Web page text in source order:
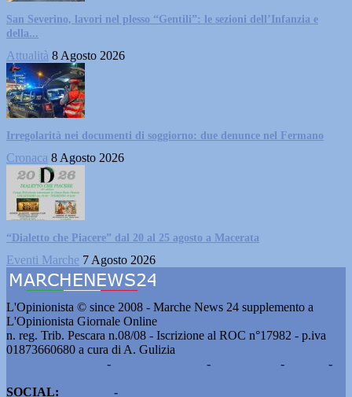
San Severino, lavori nel plesso “Gentili”: le sezioni dell’Infanzia e
della...
Attualità 8 Agosto 2026
Irregolarità nei documenti di soggiorno: due denunce nel Fermano
Cronaca 8 Agosto 2026
“Dialetto che Piacere” dal 20 al 25 agosto a Macerata
Eventi Marche 7 Agosto 2026
L'Opinionista © since 2008 - Marche News 24 supplemento a
L'Opinionista Giornale Online
n. reg. Trib. Pescara n.08/08 - Iscrizione al ROC n°17982 - p.iva
01873660680 a cura di A. Gulizia
- - -
-
SOCIAL:
-